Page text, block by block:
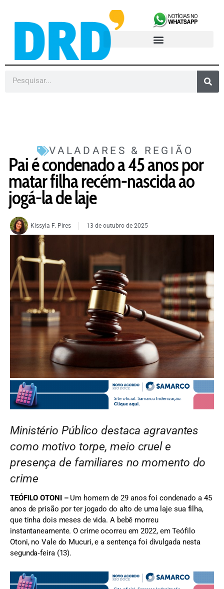
VALADARES & REGIÃO
Pai é condenado a 45 anos por
matar filha recém-nascida ao
jogá-la de laje
Kissyla F. Pires 13 de outubro de 2025
FOTO: Ilustrativa/Freepik
Ministério Público destaca agravantes
como motivo torpe, meio cruel e
presença de familiares no momento do
crime
TEÓFILO OTONI –Um homem de 29 anos foi condenado a 45
anos de prisão por ter jogado do alto de uma laje sua filha,
que tinha dois meses de vida. A bebê morreu
instantaneamente. O crime ocorreu em 2022, em Teófilo
Otoni, no Vale do Mucuri, e a sentença foi divulgada nesta
segunda‑feira (13).